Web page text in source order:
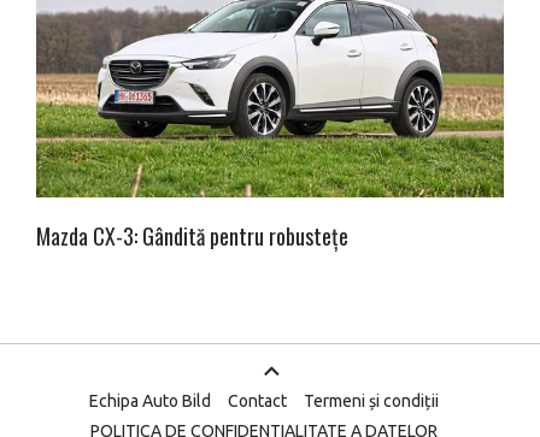
Mazda CX-3: Gândită pentru robustețe
Echipa Auto Bild Contact
Termeni și condiții
POLITICA DE CONFIDENTIALITATE A DATELOR